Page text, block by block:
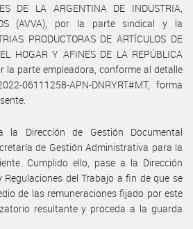
DE LA ARGENTINA DE INDUSTRIA,
(AVVA), por la parte sindical y la
PRODUCTORAS DE ARTÍCULOS DE
HOGAR Y AFINES DE LA REPÚBLICA
la parte empleadora, conforme al detalle
06111258-APN-DNRYRT#MT, forma
la Dirección de Gestión Documental
de Gestión Administrativa para la
Cumplido ello, pase a la Dirección
Regulaciones del Trabajo a fin de que se
de las remuneraciones fijado por este
resultante y proceda a la guarda